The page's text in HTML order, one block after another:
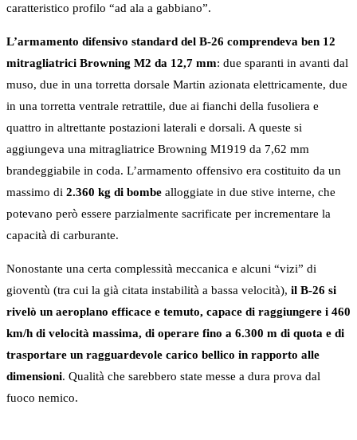
caratteristico profilo “ad ala a gabbiano”.
L’armamento difensivo standard del B-26 comprendeva ben 12
mitragliatrici Browning M2 da 12,7 mm: due sparanti in avanti dal
muso, due in una torretta dorsale Martin azionata elettricamente, due
in una torretta ventrale retrattile, due ai fianchi della fusoliera e
quattro in altrettante postazioni laterali e dorsali. A queste si
aggiungeva una mitragliatrice Browning M1919 da 7,62 mm
brandeggiabile in coda. L’armamento offensivo era costituito da un
massimo di 2.360 kg di bombe alloggiate in due stive interne, che
potevano però essere parzialmente sacrificate per incrementare la
capacità di carburante.
Nonostante una certa complessità meccanica e alcuni “vizi” di
gioventù (tra cui la già citata instabilità a bassa velocità), il B-26 si
rivelò un aeroplano efficace e temuto, capace di raggiungere i 460
km/h di velocità massima, di operare fino a 6.300 m di quota e di
trasportare un ragguardevole carico bellico in rapporto alle
dimensioni. Qualità che sarebbero state messe a dura prova dal
fuoco nemico.